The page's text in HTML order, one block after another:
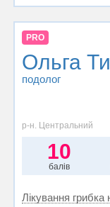
PRO
Ольга
подолог
р-н. Центральний
10
балів
Лікування грибка